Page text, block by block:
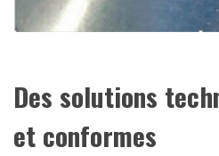
Des solutions
et conformes